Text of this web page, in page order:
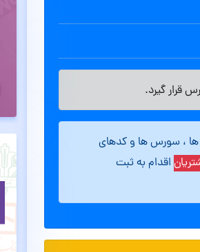
قرار گیرد.
ها ، سورس ها و کدهای
اقدام به ثبت